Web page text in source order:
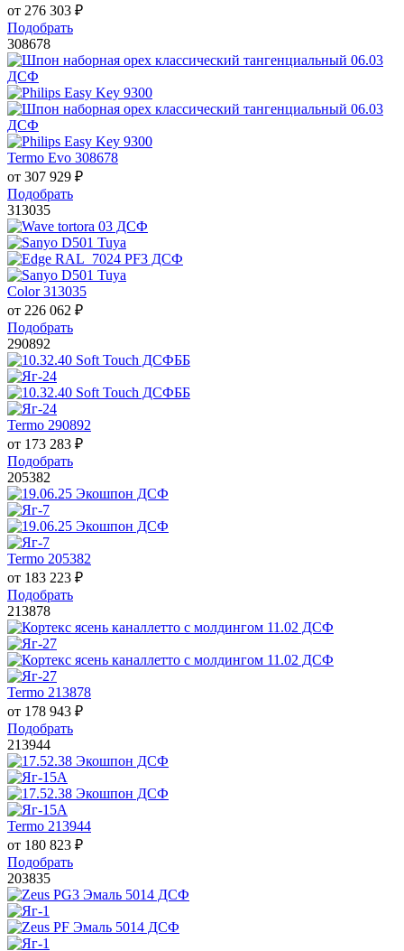
от 276 303 ₽
Подобрать
308678
Termo Evo 308678
от 307 929 ₽
Подобрать
313035
Color 313035
от 226 062 ₽
Подобрать
290892
Termo 290892
от 173 283 ₽
Подобрать
205382
Termo 205382
от 183 223 ₽
Подобрать
213878
Termo 213878
от 178 943 ₽
Подобрать
213944
Termo 213944
от 180 823 ₽
Подобрать
203835